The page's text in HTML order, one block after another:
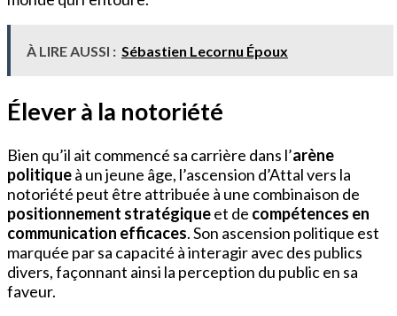
À LIRE AUSSI : Sébastien Lecornu Époux
Élever à la notoriété
Bien qu’il ait commencé sa carrière dans l’arène
politiqueà un jeune âge, l’ascension d’Attal vers la
notoriété peut être attribuée à une combinaison de
positionnement stratégiqueet de compétences en
communication efficaces. Son ascension politique est
marquée par sa capacité à interagir avec des publics
divers, façonnant ainsi la perception du public en sa
faveur.